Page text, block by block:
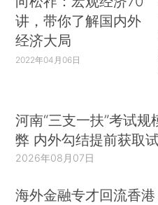
讲，带你了解国内外
经济大局
2022年04月06日
河南“三支一扶”考试规
弊 内外勾结提前获取
2026年08月07日
海外金融专才回流香